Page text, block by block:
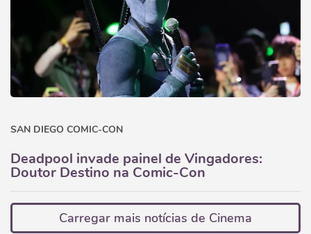
SAN DIEGO COMIC-CON
Deadpool invade painel de Vingadores:
Doutor Destino na Comic-Con
Carregar mais notícias de Cinema